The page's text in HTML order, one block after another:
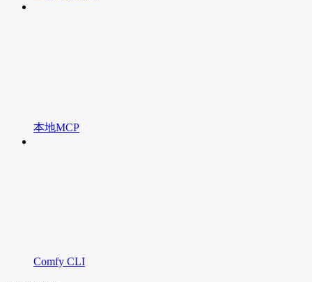
本地MCP
Comfy CLI